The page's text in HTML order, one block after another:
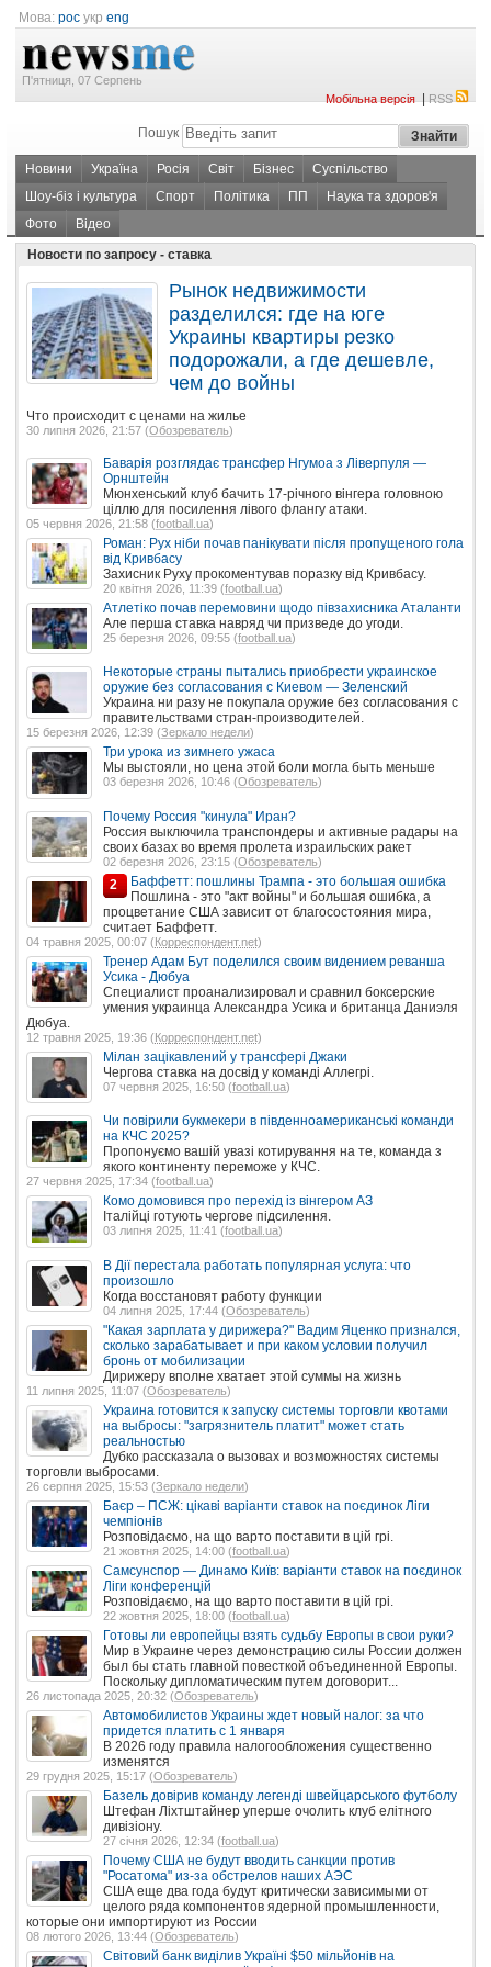
Мова: рос укр eng
П'ятниця, 07 Серпень
Мобільна версія|RSS
Пошук
Новини Україна Росія Світ Бізнес
Суспільство
Шоу-біз і культура
Спорт Політика ПП
Наука та здоров'я
Фото
Відео
Новости по запросу - ставка
Рынок недвижимости
разделился: где на юге
Украины квартиры резко
подорожали, а где дешевле,
чем до войны
Что происходит с ценами на жилье
30 липня 2026, 21:57 (Обозреватель)
Баварія розглядає трансфер Нгумоа з Ліверпуля —
Орнштейн
Мюнхенський клуб бачить 17-річного вінгера головною
ціллю для посилення лівого флангу атаки.
05 червня 2026, 21:58 (football.ua)
Роман: Рух ніби почав панікувати після пропущеного гола
від Кривбасу
Захисник Руху прокоментував поразку від Кривбасу.
20 квітня 2026, 11:39 (football.ua)
Атлетіко почав перемовини щодо півзахисника Аталанти
Але перша ставка навряд чи призведе до угоди.
25 березня 2026, 09:55 (football.ua)
Некоторые страны пытались приобрести украинское
оружие без согласования с Киевом — Зеленский
Украина ни разу не покупала оружие без согласования с
правительствами стран-производителей.
15 березня 2026, 12:39 (Зеркало недели)
Три урока из зимнего ужаса
Мы выстояли, но цена этой боли могла быть меньше
03 березня 2026, 10:46 (Обозреватель)
Почему Россия "кинула" Иран?
Россия выключила транспондеры и активные радары на
своих базах во время пролета израильских ракет
02 березня 2026, 23:15 (Обозреватель)
2
Баффетт: пошлины Трампа - это большая ошибка
Пошлина - это "акт войны" и большая ошибка, а
процветание США зависит от благосостояния мира,
считает Баффетт.
04 травня 2025, 00:07 (Корреспондент.net)
Тренер Адам Бут поделился своим видением реванша
Усика - Дюбуа
Специалист проанализировал и сравнил боксерские
умения украинца Александра Усика и британца Даниэля
Дюбуа.
12 травня 2025, 19:36 (Корреспондент.net)
Мілан зацікавлений у трансфері Джаки
Чергова ставка на досвід у команді Аллегрі.
07 червня 2025, 16:50 (football.ua)
Чи повірили букмекери в південноамериканські команди
на КЧС 2025?
Пропонуємо вашій увазі котирування на те, команда з
якого континенту переможе у КЧС.
27 червня 2025, 17:34 (football.ua)
Комо домовився про перехід із вінгером АЗ
Італійці готують чергове підсилення.
03 липня 2025, 11:41 (football.ua)
В Дії перестала работать популярная услуга: что
произошло
Когда восстановят работу функции
04 липня 2025, 17:44 (Обозреватель)
"Какая зарплата у дирижера?" Вадим Яценко признался,
сколько зарабатывает и при каком условии получил
бронь от мобилизации
Дирижеру вполне хватает этой суммы на жизнь
11 липня 2025, 11:07 (Обозреватель)
Украина готовится к запуску системы торговли квотами
на выбросы: "загрязнитель платит" может стать
реальностью
Дубко рассказала о вызовах и возможностях системы
торговли выбросами.
26 серпня 2025, 15:53 (Зеркало недели)
Баєр – ПСЖ: цікаві варіанти ставок на поєдинок Ліги
чемпіонів
Розповідаємо, на що варто поставити в цій грі.
21 жовтня 2025, 14:00 (football.ua)
Самсунспор — Динамо Київ: варіанти ставок на поєдинок
Ліги конференцій
Розповідаємо, на що варто поставити в цій грі.
22 жовтня 2025, 18:00 (football.ua)
Готовы ли европейцы взять судьбу Европы в свои руки?
Мир в Украине через демонстрацию силы России должен
был бы стать главной повесткой объединенной Европы.
Поскольку дипломатическим путем договорит...
26 листопада 2025, 20:32 (Обозреватель)
Автомобилистов Украины ждет новый налог: за что
придется платить с 1 января
В 2026 году правила налогообложения существенно
изменятся
29 грудня 2025, 15:17 (Обозреватель)
Базель довірив команду легенді швейцарського футболу
Штефан Ліхтштайнер уперше очолить клуб елітного
дивізіону.
27 січня 2026, 12:34 (football.ua)
Почему США не будут вводить санкции против
"Росатома" из-за обстрелов наших АЭС
США еще два года будут критически зависимыми от
целого ряда компонентов ядерной промышленности,
которые они импортируют из России
08 лютого 2026, 13:44 (Обозреватель)
Світовий банк виділив Україні $50 мільйонів на